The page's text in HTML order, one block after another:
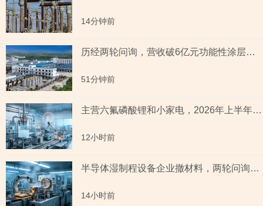
14分钟前
历经两轮问询，营收破6亿元功能性涂层材料企业“撤稿”，应收账款坏账计提充分性及销售费用率低于同行均值合理性遭“连环问”
51分钟前
主营六氟磷酸锂和小家电，2026年上半年预测盈利超2亿元，虚增收入被ST背后子公司未完成业绩承诺
12小时前
半导体湿制程设备企业撤材料，两轮问询聚焦收入确认时点准确性，原材料采购公允性引关注
14小时前